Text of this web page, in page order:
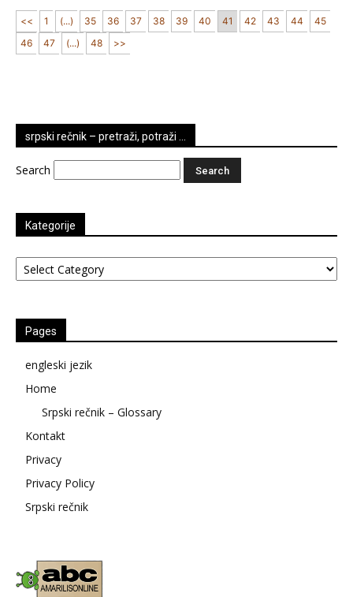
<< 1 (...) 35 36 37 38 39 40 41 42 43 44
45
46
47 (...) 48 >>
srpski rečnik – pretraži, potraži …
Search
Kategorije
Kategorije
Pages
engleski jezik
Home
Srpski rečnik – Glossary
Kontakt
Privacy
Privacy Policy
Srpski rečnik